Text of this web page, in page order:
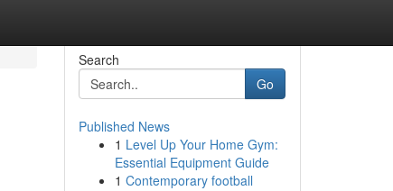
Search
Go
Published News
1 Level Up Your Home Gym:
Essential Equipment Guide
1 Contemporary football